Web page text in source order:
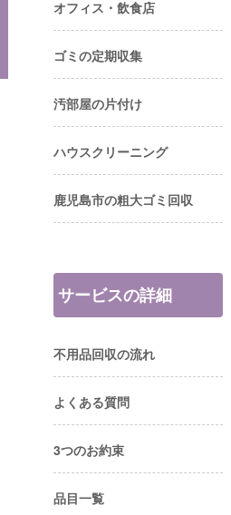
オフィス・飲食店
ゴミの定期収集
汚部屋の片付け
ハウスクリーニング
鹿児島市の粗大ゴミ回収
サービスの詳細
不用品回収の流れ
よくある質問
3つのお約束
品目一覧